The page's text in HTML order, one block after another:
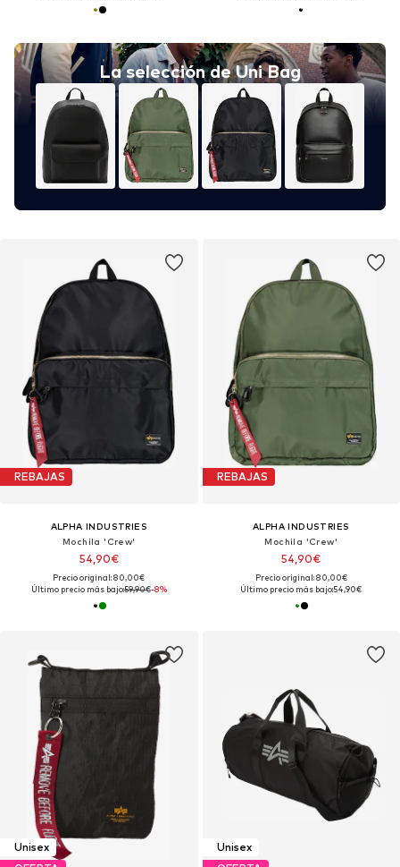
La selección de Uni Bag
REBAJAS
ALPHA INDUSTRIES
Mochila 'Crew'
54,90€
Precio original: 80,00€
Último precio más bajo:59,90€-8%
REBAJAS
ALPHA INDUSTRIES
Mochila 'Crew'
54,90€
Precio original: 80,00€
Último precio más bajo:54,90€
Unisex
Unisex